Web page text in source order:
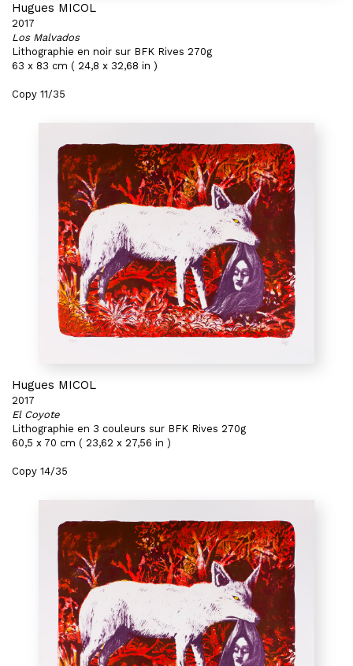
Hugues MICOL
2017
Los Malvados
Lithographie en noir sur BFK Rives 270g
63 x 83 cm ( 24,8 x 32,68 in )
Copy 11/35
Hugues MICOL
2017
El Coyote
Lithographie en 3 couleurs sur BFK Rives 270g
60,5 x 70 cm ( 23,62 x 27,56 in )
Copy 14/35